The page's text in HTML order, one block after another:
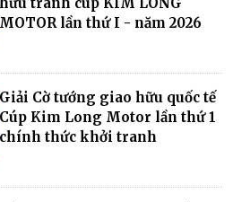
MOTOR lần thứ I - năm 2026
Giải Cờ tướng giao hữu quốc tế
Cúp Kim Long Motor lần thứ 1
chính thức khởi tranh